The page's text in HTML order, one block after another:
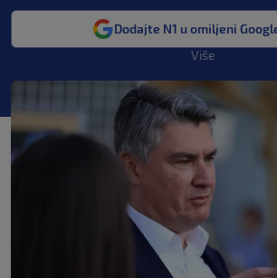
Dodajte N1 u omiljeni
Više